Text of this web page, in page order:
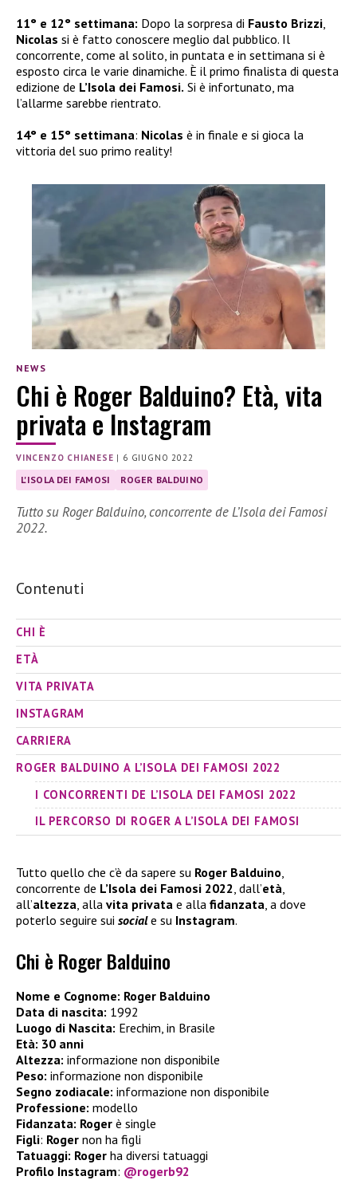
11° e 12° settimana: Dopo la sorpresa di Fausto Brizzi
Nicolas si è fatto conoscere meglio dal pubblico. Il
concorrente, come al solito, in puntata e in settimana si è
esposto circa le varie dinamiche. È il primo finalista di questa
edizione de L’Isola dei Famosi. Si è infortunato, ma
l’allarme sarebbe rientrato.
14° e 15° settimana: Nicolas è in finale e si gioca la
vittoria del suo primo reality!
NEWS
Chi è Roger Balduino? Età, vita
privata e Instagram
VINCENZO CHIANESE | 6 GIUGNO 2022
L'ISOLA DEI FAMOSI ROGER BALDUINO
Tutto su Roger Balduino, concorrente de L’Isola dei Famosi
2022.
Contenuti
CHI È
ETÀ
VITA PRIVATA
INSTAGRAM
CARRIERA
ROGER BALDUINO A L’ISOLA DEI FAMOSI 2022
I CONCORRENTI DE L’ISOLA DEI FAMOSI 2022
IL PERCORSO DI ROGER A L’ISOLA DEI FAMOSI
Tutto quello che c’è da sapere su Roger Balduino,
concorrente de L’Isola dei Famosi 2022, dall’età,
all’altezza, alla vita privata e alla fidanzata, a dove
poterlo seguire sui sociale su Instagram.
Chi è Roger Balduino
Nome e Cognome: Roger Balduino
Data di nascita: 1992
Luogo di Nascita: Erechim, in Brasile
Età: 30 anni
Altezza: informazione non disponibile
Peso: informazione non disponibile
Segno zodiacale: informazione non disponibile
Professione: modello
Fidanzata: Roger è single
Figli: Roger non ha figli
Tatuaggi: Roger ha diversi tatuaggi
Profilo Instagram: @rogerb92